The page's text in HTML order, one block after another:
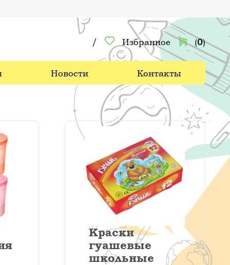
/ Избранное (0)
Новости Контакты
Краски
гуашевые
школьные